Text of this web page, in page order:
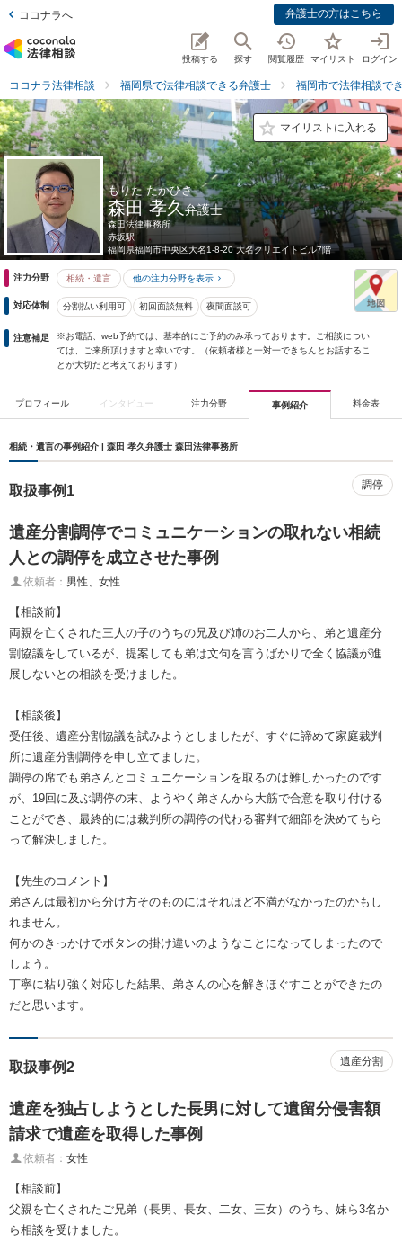
ココナラへ 弁護士の方はこちら
投稿する 探す 閲覧履歴 マイリスト ログイン
ココナラ法律相談 福岡県で法律相談できる弁護士 福岡市で法律相談で
マイリストに入れる
もりた たかひさ
森田 孝久弁護士
森田法律事務所
赤坂駅
福岡県福岡市中央区大名1-8-20 大名クリエイトビル7階
注力分野 相続・遺言 他の注力分野を表示
対応体制 分割払い利用可 初回面談無料 夜間面談可
注意補足
※お電話、web予約では、基本的にご予約のみ承っております。ご相談につい
ては、ご来所頂けますと幸いです。（依頼者様と一対一できちんとお話するこ
とが大切だと考えております）
プロフィール インタビュー 注力分野 事例紹介 料金表
相続・遺言の事例紹介 | 森田 孝久弁護士 森田法律事務所
取扱事例1 調停
遺産分割調停でコミュニケーションの取れない相続
人との調停を成立させた事例
依頼者： 男性、女性
【相談前】
両親を亡くされた三人の子のうちの兄及び姉のお二人から、弟と遺産分
割協議をしているが、提案しても弟は文句を言うばかりで全く協議が進
展しないとの相談を受けました。
【相談後】
受任後、遺産分割協議を試みようとしましたが、すぐに諦めて家庭裁判
所に遺産分割調停を申し立てました。
調停の席でも弟さんとコミュニケーションを取るのは難しかったのです
が、19回に及ぶ調停の末、ようやく弟さんから大筋で合意を取り付ける
ことができ、最終的には裁判所の調停の代わる審判で細部を決めてもら
って解決しました。
【先生のコメント】
弟さんは最初から分け方そのものにはそれほど不満がなかったのかもし
れません。
何かのきっかけでボタンの掛け違いのようなことになってしまったので
しょう。
丁寧に粘り強く対応した結果、弟さんの心を解きほぐすことができたの
だと思います。
取扱事例2 遺産分割
遺産を独占しようとした長男に対して遺留分侵害額
請求で遺産を取得した事例
依頼者： 女性
【相談前】
父親を亡くされたご兄弟（長男、長女、二女、三女）のうち、妹ら3名か
ら相談を受けました。